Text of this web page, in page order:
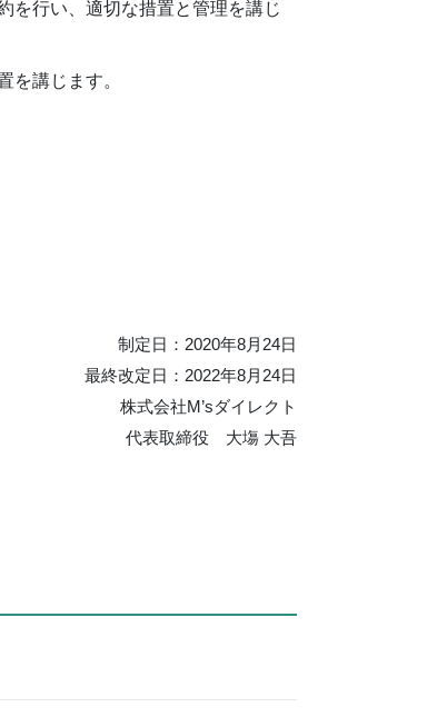
を行い、適切な措置と管理を講じ
を講じます。
制定日：2020年8月24日
最終改定日：2022年8月24日
株式会社M’sダイレクト
代表取締役 大塲 大吾